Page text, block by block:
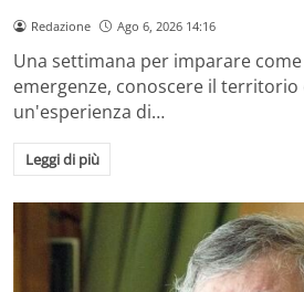
Redazione Ago 6, 2026 14:16
Una settimana per imparare
emergenze, conoscere il territorio
un'esperienza di…
Leggi di più